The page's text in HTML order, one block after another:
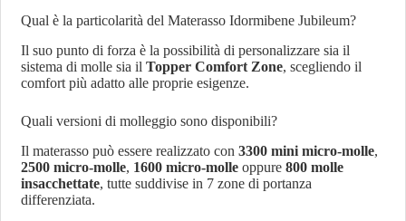
Qual è la particolarità del Materasso Idormibene Jubileum?
Il suo punto di forza è la possibilità di personalizzare sia il
sistema di molle sia ilTopper Comfort Zone, scegliendo il
comfort più adatto alle proprie esigenze.
Quali versioni di molleggio sono disponibili?
Il materasso può essere realizzato con3300 mini micro-molle,
2500 micro-molle, 1600 micro-molle oppure800 molle
insacchettate, tutte suddivise in 7 zone di portanza
differenziata.